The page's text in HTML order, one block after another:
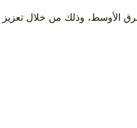
وذلك من خلال تعزيز